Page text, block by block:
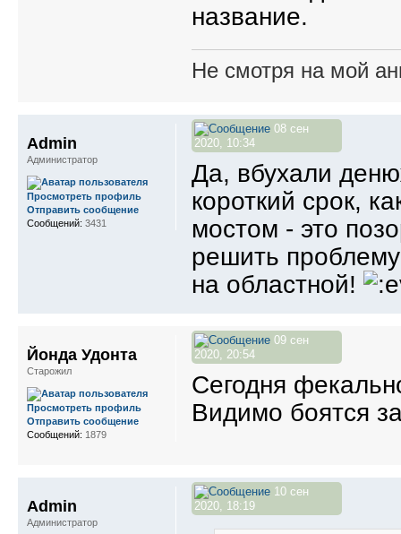
название.
Не смотря на мой
08 сен
2020, 10:34
Да, вбухали
короткий срок,
мостом - это
решить
на областной!
Admin
Администратор
Просмотреть профиль
Отправить сообщение
Сообщений: 3431
09 сен
2020, 20:54
Сегодня
Видимо боятся
Йонда Удонта
Старожил
Просмотреть профиль
Отправить сообщение
Сообщений: 1879
10 сен
2020, 18:19
Admin
Администратор